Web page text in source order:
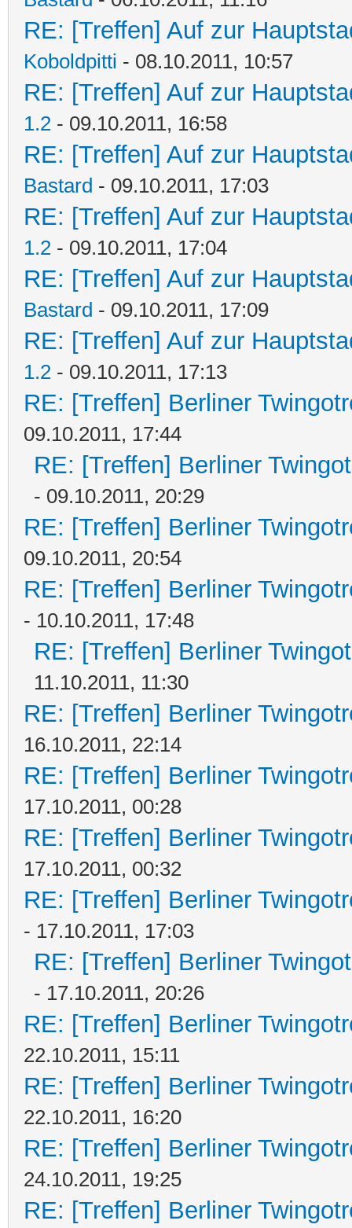
RE: [Treffen] Auf zur
Koboldpitti - 08.10.2011, 10:57
RE: [Treffen] Auf zur
1.2 - 09.10.2011, 16:58
RE: [Treffen] Auf zur
Bastard - 09.10.2011, 17:03
RE: [Treffen] Auf zur
1.2 - 09.10.2011, 17:04
RE: [Treffen] Auf zur
Bastard - 09.10.2011, 17:09
RE: [Treffen] Auf zur
1.2 - 09.10.2011, 17:13
RE: [Treffen] Berliner
09.10.2011, 17:44
RE: [Treffen] Berliner
- 09.10.2011, 20:29
RE: [Treffen] Berliner
09.10.2011, 20:54
RE: [Treffen] Berliner
- 10.10.2011, 17:48
RE: [Treffen] Berliner
11.10.2011, 11:30
RE: [Treffen] Berliner
16.10.2011, 22:14
RE: [Treffen] Berliner
17.10.2011, 00:28
RE: [Treffen] Berliner
17.10.2011, 00:32
RE: [Treffen] Berliner
- 17.10.2011, 17:03
RE: [Treffen] Berliner
- 17.10.2011, 20:26
RE: [Treffen] Berliner
22.10.2011, 15:11
RE: [Treffen] Berliner
22.10.2011, 16:20
RE: [Treffen] Berliner
24.10.2011, 19:25
RE: [Treffen] Berliner